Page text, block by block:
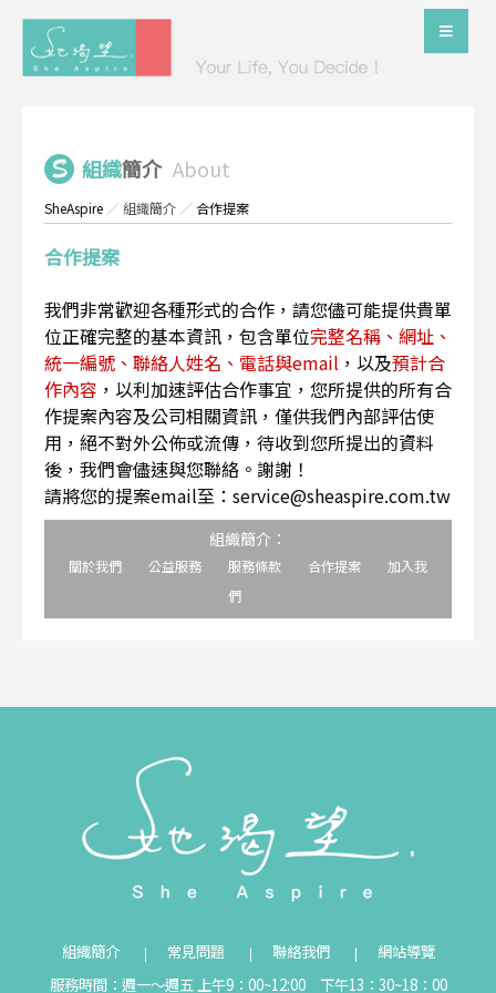
組織簡介 About
SheAspire ／組織簡介 ／ 合作提案
合作提案
我們非常歡迎各種形式的合作，請您儘可能提供貴單
位正確完整的基本資訊，包含單位完整名稱、網址、
統一編號、聯絡人姓名、電話與email ，以及預計合
作內容 ，以利加速評估合作事宜，您所提供的所有合
作提案內容及公司相關資訊，僅供我們內部評估使
用，絕不對外公佈或流傳，待收到您所提出的資料
後，我們會儘速與您聯絡。謝謝！
請將您的提案email至：service@sheaspire.com.tw
組織簡介：
關於我們 公益服務 服務條款 合作提案
加入我
們
組織簡介 常見問題 聯絡我們
網站導覽
服務時間：週一～週五 上午9：00~12:00 下午13：30~18：00